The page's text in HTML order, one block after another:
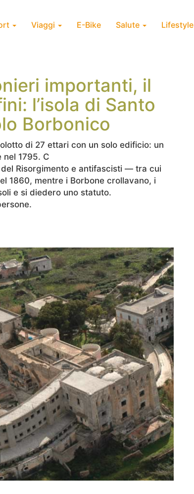
Viaggi E-Bike Salute Lifestyle
importanti, il
l’isola di Santo
Borbonico
di 27 ettari con un solo edificio: un
1795. C
Risorgimento e antifascisti — tra cui
1860, mentre i Borbone crollavano, i
e si diedero uno statuto.